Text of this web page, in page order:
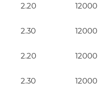
2.20 12000
2.30 12000
2.20 12000
2.30 12000